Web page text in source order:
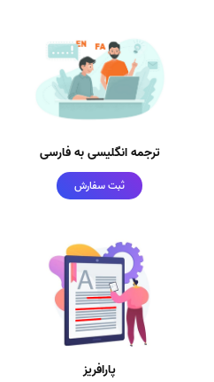
ترجمه انگلیسی به فارسی
ثبت سفارش
پارافریز